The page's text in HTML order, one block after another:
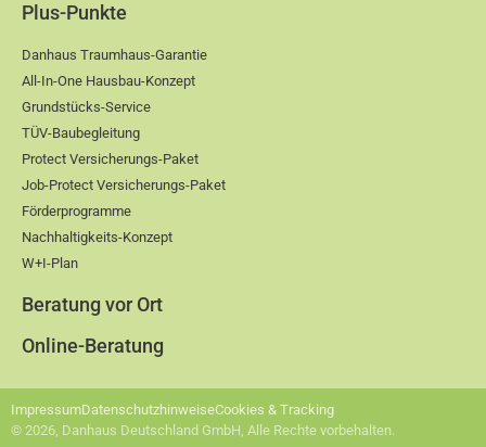
Plus-Punkte
Danhaus Traumhaus-Garantie
All-In-One Hausbau-Konzept
Grundstücks-Service
TÜV-Baubegleitung
Protect Versicherungs-Paket
Job-Protect Versicherungs-Paket
Förderprogramme
Nachhaltigkeits-Konzept
W+I-Plan
Beratung vor Ort
Online-Beratung
ImpressumDatenschutzhinweiseCookies & Tracking
© 2026, Danhaus Deutschland GmbH, Alle Rechte vorbehalten.